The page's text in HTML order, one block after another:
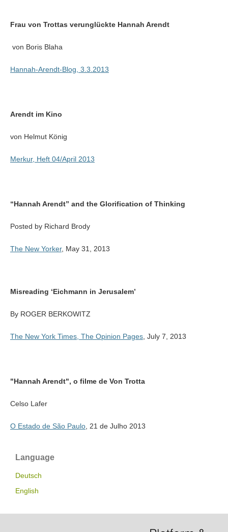
Frau von Trottas verunglückte Hannah Arendt
von Boris Blaha
Hannah-Arendt-Blog, 3.3.2013
Arendt im Kino
von Helmut König
Merkur, Heft 04/April 2013
“Hannah Arendt” and the Glorification of Thinking
Posted by Richard Brody
The New Yorker, May 31, 2013
Misreading ‘Eichmann in Jerusalem’
By ROGER BERKOWITZ
The New York Times, The Opinion Pages, July 7, 2013
"Hannah Arendt", o filme de Von Trotta
Celso Lafer
O Estado de São Paulo, 21 de Julho 2013
Language
Deutsch
English